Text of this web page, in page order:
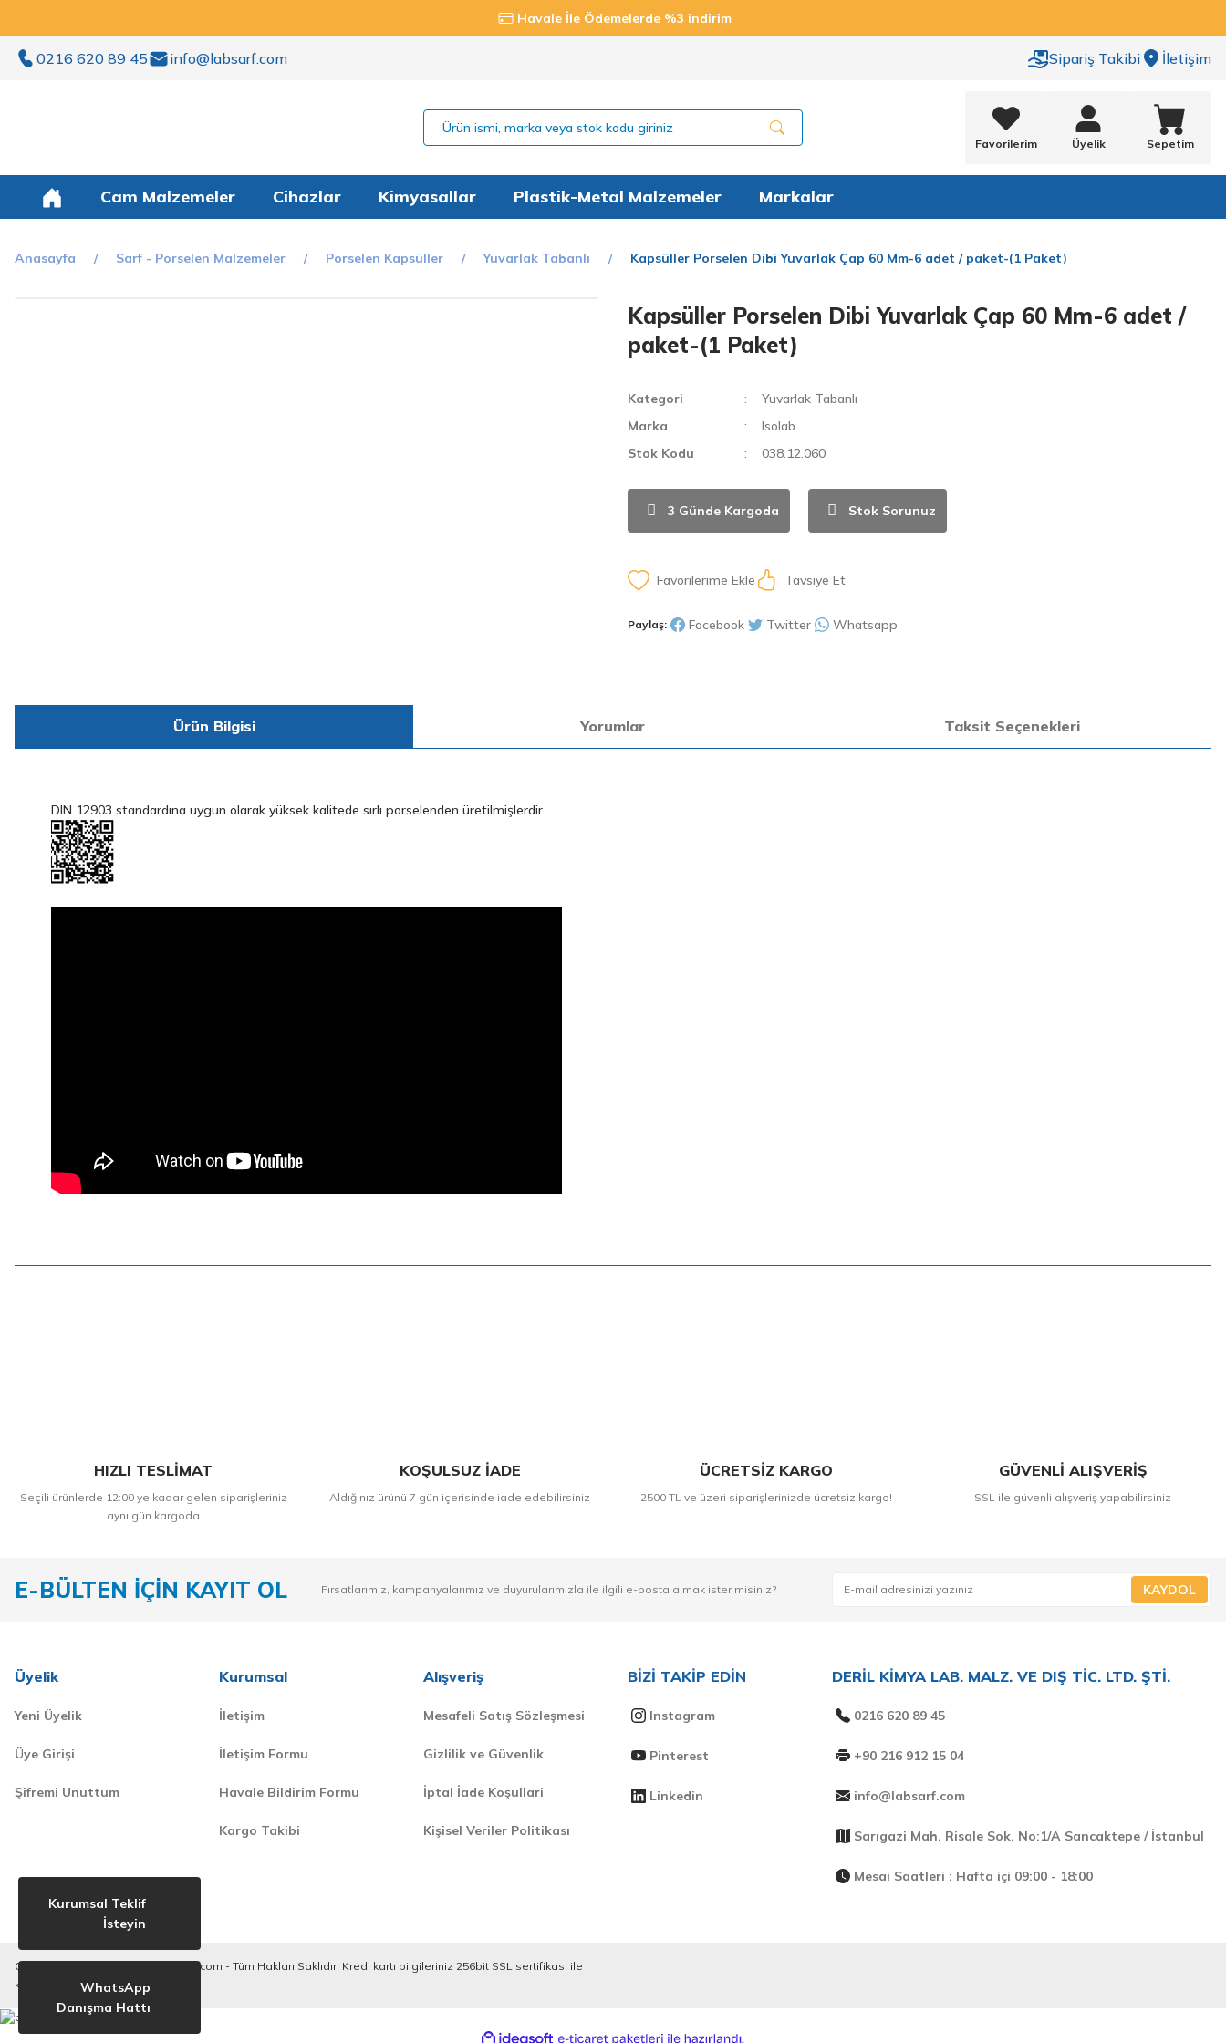
Havale İle Ödemelerde %3 indirim
0216 620 89 45 info@labsarf.com Sipariş Takibi İletişim
Favorilerim Üyelik Sepetim
Cam Malzemeler Cihazlar Kimyasallar Plastik-Metal Malzemeler Markalar
Anasayfa Sarf - Porselen Malzemeler Porselen Kapsüller Yuvarlak Tabanlı Kapsüller Porselen Dibi Yuvarlak Çap 60 Mm-6 adet / paket-(1 Paket)
Kapsüller Porselen Dibi Yuvarlak Çap 60 Mm-6 adet /
paket-(1 Paket)
Kategori
Yuvarlak Tabanlı
Marka
Isolab
Stok Kodu
038.12.060
3 Günde Kargoda Stok Sorunuz
Tavsiye Et
Paylaş: Facebook Twitter Whatsapp
Ürün Bilgisi Yorumlar Taksit Seçenekleri
DIN 12903 standardına uygun olarak yüksek kalitede sırlı porselenden üretilmişlerdir.
HIZLI TESLİMAT
Seçili ürünlerde 12:00 ye kadar gelen siparişleriniz
aynı gün kargoda
KOŞULSUZ İADE
Aldığınız ürünü 7 gün içerisinde iade edebilirsiniz
ÜCRETSİZ KARGO
2500 TL ve üzeri siparişlerinizde ücretsiz kargo!
GÜVENLİ ALIŞVERİŞ
SSL ile güvenli alışveriş yapabilirsiniz
E-BÜLTEN İÇİN KAYIT OL Fırsatlarımız, kampanyalarımız ve duyurularımızla ile ilgili e-posta almak ister misiniz? KAYDOL
Üyelik
Yeni Üyelik
Üye Girişi
Şifremi Unuttum
Kurumsal
İletişim
İletişim Formu
Havale Bildirim Formu
Kargo Takibi
Alışveriş
Mesafeli Satış Sözleşmesi
Gizlilik ve Güvenlik
İptal İade Koşullari
Kişisel Veriler Politikası
BİZİ TAKİP EDİN
Instagram
Pinterest
Linkedin
DERİL KİMYA LAB. MALZ. VE DIŞ TİC. LTD. ŞTİ.
0216 620 89 45
+90 216 912 15 04
info@labsarf.com
Sarıgazi Mah. Risale Sok. No:1/A Sancaktepe / İstanbul
Mesai Saatleri : Hafta içi 09:00 - 18:00
Copyright © 2020-2023. derilkimya.com - Tüm Hakları Saklıdır. Kredi kartı bilgileriniz 256bit SSL sertifikası ile
korunmaktadır.
Kurumsal Teklif
İsteyin
WhatsApp
Danışma Hattı
ideasoft e-